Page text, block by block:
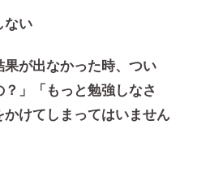
ない
が出なかった時、つい
？」「もっと勉強しなさ
けてしまってはいません